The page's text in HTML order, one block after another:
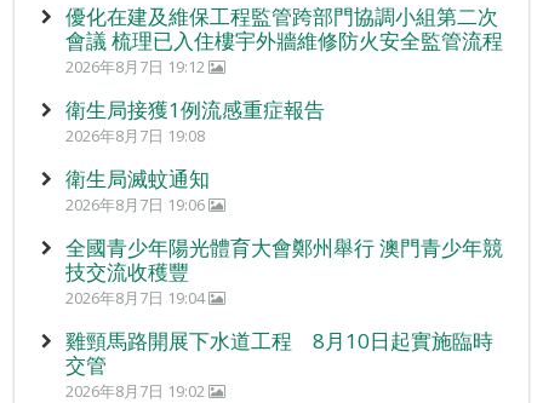
優化在建及維保工程監管跨部門協調小組第二次
會議 梳理已入住樓宇外牆維修防火安全監管流程
2026年8月7日 19:12
衛生局接獲1例流感重症報告
2026年8月7日 19:08
衛生局滅蚊通知
2026年8月7日 19:06
全國青少年陽光體育大會鄭州舉行 澳門青少年競
技交流收穫豐
2026年8月7日 19:04
雞頸馬路開展下水道工程 8月10日起實施臨時
交管
2026年8月7日 19:02